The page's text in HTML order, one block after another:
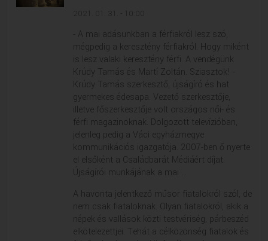
- A mai adásunkban a férfiakról lesz szó,
mégpedig a keresztény férfiakról. Hogy miként
is lesz valaki keresztény férfi. A vendégünk
Krúdy Tamás és Martí Zoltán. Sziasztok! -
Krúdy Tamás szerkesztő, újságíró és hat
gyermekes édesapa. Vezető szerkesztője,
illetve főszerkesztője volt országos női- és
férfi magazinoknak. Dolgozott televízióban,
jelenleg pedig a Váci egyházmegye
kommunikációs igazgatója. 2007-ben ő nyerte
el elsőként a Családbarát Médiáért díjat.
Újságírói munkájának a mai ...
A havonta jelentkező műsor fiatalokról szól, de
nem csak fiataloknak. Olyan fiatalokról, akik a
népek és vallások közti testvériség, párbeszéd
elkötelezettjei. Tehát a célközönség fiatalok és